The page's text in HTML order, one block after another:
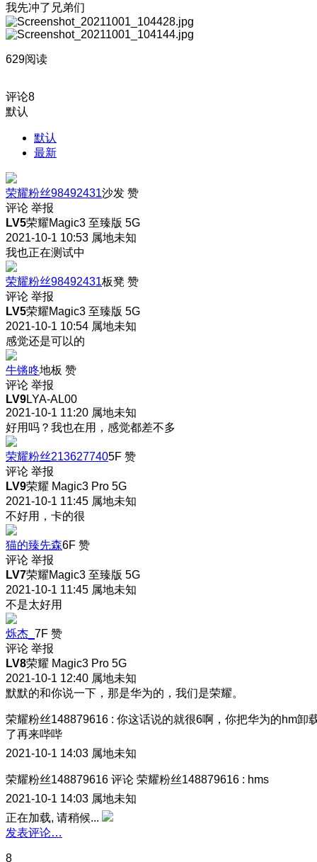
我先冲了兄弟们
629阅读
评论8
默认
默认
最新
荣耀粉丝98492431沙发 赞
评论 举报
LV5荣耀Magic3 至臻版 5G
2021-10-1 10:53 属地未知
我也正在测试中
荣耀粉丝98492431板凳 赞
评论 举报
LV5荣耀Magic3 至臻版 5G
2021-10-1 10:54 属地未知
感觉还是可以的
牛锵咚地板 赞
评论 举报
LV9LYA-AL00
2021-10-1 11:20 属地未知
好用吗？我也在用，感觉都差不多
荣耀粉丝2136277405F 赞
评论 举报
LV9荣耀 Magic3 Pro 5G
2021-10-1 11:45 属地未知
不好用，卡的很
猫的臻先森6F 赞
评论 举报
LV7荣耀Magic3 至臻版 5G
2021-10-1 11:45 属地未知
不是太好用
烁杰_ 7F 赞
评论 举报
LV8荣耀 Magic3 Pro 5G
2021-10-1 12:40 属地未知
默默的和你说一下，那是华为的，我们是荣耀。
荣耀粉丝148879616 : 你这话说的就很6啊，你把华为的hm卸
了再来哔哔
2021-10-1 14:03 属地未知
荣耀粉丝148879616 评论 荣耀粉丝148879616 : hms
2021-10-1 14:03 属地未知
正在加载, 请稍候...
发表评论…
8